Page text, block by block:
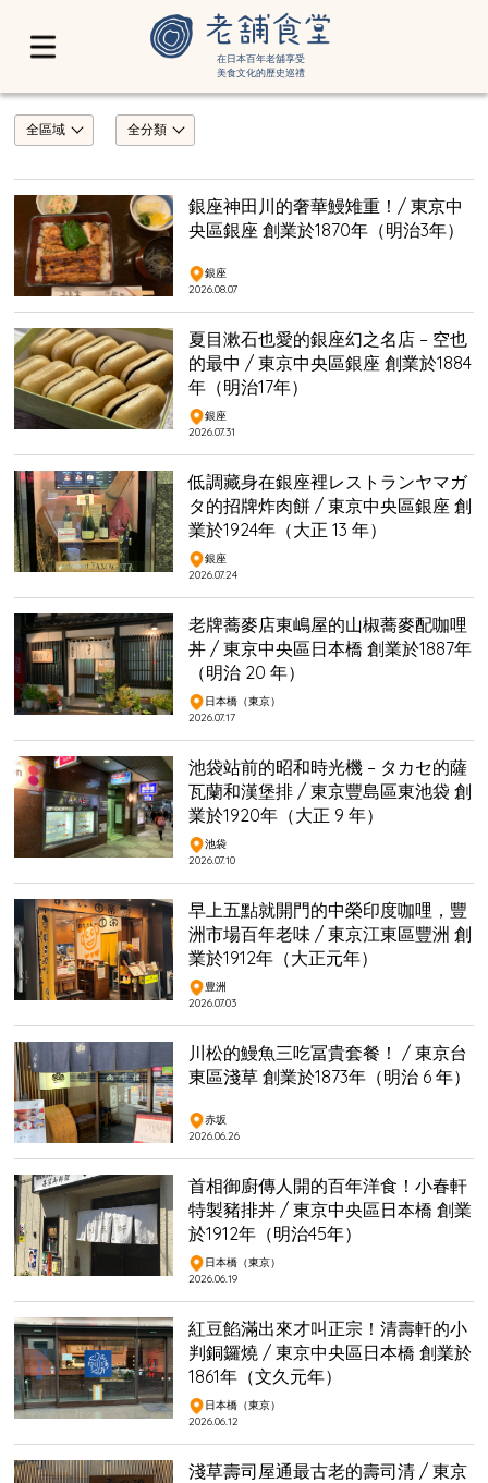
在日本百年老舖享受
美食文化的歷史巡禮
全區域 全分類
銀座神田川的奢華鰻雉重！/ 東京中
央區銀座 創業於1870年（明治3年）
銀座
2026.08.07
夏目漱石也愛的銀座幻之名店 – 空也
的最中 / 東京中央區銀座 創業於1884
年（明治17年）
銀座
2026.07.31
低調藏身在銀座裡レストランヤマガ
タ的招牌炸肉餅 / 東京中央區銀座 創
業於1924年（大正 13 年）
銀座
2026.07.24
老牌蕎麥店東嶋屋的山椒蕎麥配咖哩
丼 / 東京中央區日本橋 創業於1887年
（明治 20 年）
日本橋（東京）
2026.07.17
池袋站前的昭和時光機 – タカセ的薩
瓦蘭和漢堡排 / 東京豐島區東池袋 創
業於1920年（大正 9 年）
池袋
2026.07.10
早上五點就開門的中榮印度咖哩，豐
洲市場百年老味 / 東京江東區豐洲 創
業於1912年（大正元年）
豊洲
2026.07.03
川松的鰻魚三吃冨貴套餐！ / 東京台
東區淺草 創業於1873年（明治 6 年）
赤坂
2026.06.26
首相御廚傳人開的百年洋食！小春軒
特製豬排丼 / 東京中央區日本橋 創業
於1912年（明治45年）
日本橋（東京）
2026.06.19
紅豆餡滿出來才叫正宗！清壽軒的小
判銅鑼燒 / 東京中央區日本橋 創業於
1861年（文久元年）
日本橋（東京）
2026.06.12
淺草壽司屋通最古老的壽司清 / 東京